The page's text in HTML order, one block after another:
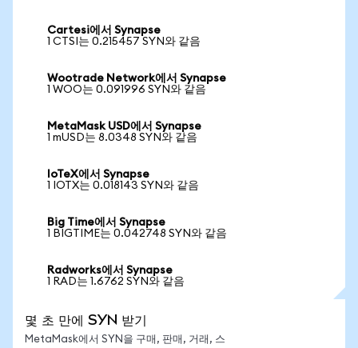
Cartesi에서 Synapse
1 CTSI는 0.215457 SYN와 같음
Wootrade Network에서 Synapse
1 WOO는 0.091996 SYN와 같음
MetaMask USD에서 Synapse
1 mUSD는 8.0348 SYN와 같음
IoTeX에서 Synapse
1 IOTX는 0.018143 SYN와 같음
Big Time에서 Synapse
1 BIGTIME는 0.042748 SYN와 같음
Radworks에서 Synapse
1 RAD는 1.6762 SYN와 같음
몇 초 만에 SYN 받기
MetaMask에서 SYN을 구매, 판매, 거래, 스